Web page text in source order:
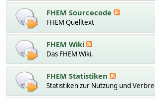
FHEM Sourcecode
FHEM Quelltext
FHEM Wiki
Das FHEM Wiki.
FHEM Statistiken
Statistiken zur Nutzung und